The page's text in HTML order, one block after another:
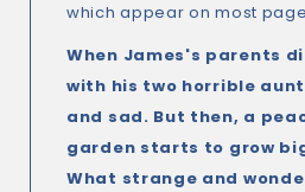
which appear on most
When James's parents
with his two horrible
and sad. But then, a
garden starts to grow
What strange and